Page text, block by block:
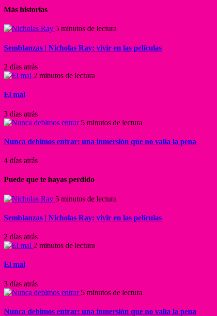
Más historias
5 minutos de lectura
Semblanzas | Nicholas Ray: vivir en las películas
2 días atrás
2 minutos de lectura
El mal
3 días atrás
5 minutos de lectura
Nunca debimos entrar: una inmersión que no valía la pena
4 días atrás
Puede que te hayas perdido
5 minutos de lectura
Semblanzas | Nicholas Ray: vivir en las películas
2 días atrás
2 minutos de lectura
El mal
3 días atrás
5 minutos de lectura
Nunca debimos entrar: una inmersión que no valía la pena